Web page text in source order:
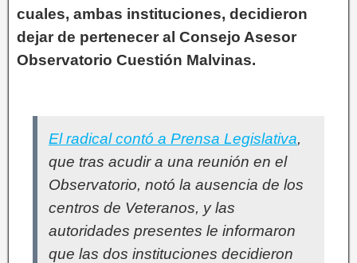
cuales, ambas instituciones, decidieron
dejar de pertenecer al Consejo Asesor
Observatorio Cuestión Malvinas.
El radical contó a Prensa Legislativa,
que tras acudir a una reunión en el
Observatorio, notó la ausencia de los
centros de Veteranos, y las
autoridades presentes le informaron
que las dos instituciones decidieron